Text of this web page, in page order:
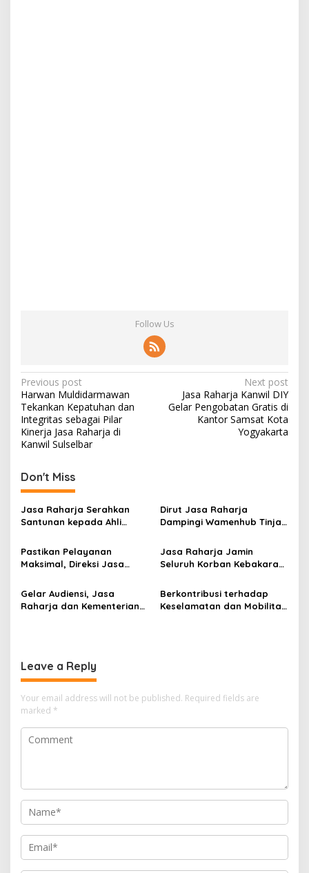
Follow Us
Post
navigation
Previous post
Harwan Muldidarmawan
Tekankan Kepatuhan dan
Integritas sebagai Pilar
Kinerja Jasa Raharja di
Kanwil Sulselbar
Next post
Jasa Raharja Kanwil DIY
Gelar Pengobatan Gratis di
Kantor Samsat Kota
Yogyakarta
Don't Miss
Jasa Raharja Serahkan
Santunan kepada Ahli
KM Mutiara Sentosa II
Dirut Jasa Raharja
Dampingi Wamenhub Tinjau
Mutiara Sentosa II di RS
PHC Surabaya
Pastikan Pelayanan
Maksimal, Direksi Jasa
Kebakaran KM Mutiara
Sentosa II
Jasa Raharja Jamin
Seluruh Korban Kebakaran
Perairan Sumenep
Gelar Audiensi, Jasa
Raharja dan Kementerian
Berkontribusi terhadap
Keselamatan dan Mobilitas
Leave a Reply
Your email address will not be published. Required fields are
marked *